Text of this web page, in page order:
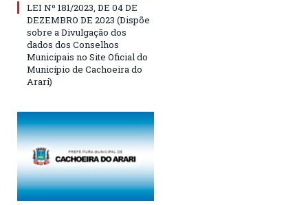
LEI Nº 181/2023, DE 04 DE
DEZEMBRO DE 2023 (Dispõe
sobre a Divulgação dos
dados dos Conselhos
Municipais no Site Oficial do
Município de Cachoeira do
Arari)